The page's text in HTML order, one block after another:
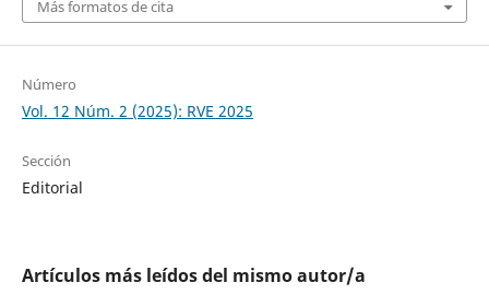
Más formatos de cita
Número
Vol. 12 Núm. 2 (2025): RVE 2025
Sección
Editorial
Artículos más leídos del mismo autor/a